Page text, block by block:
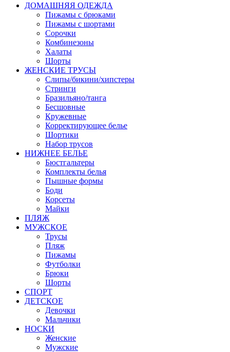
ДОМАШНЯЯ ОДЕЖДА
Пижамы с брюками
Пижамы с шортами
Сорочки
Комбинезоны
Халаты
Шорты
ЖЕНСКИЕ ТРУСЫ
Слипы/бикини/хипстеры
Стринги
Бразильяно/танга
Бесшовные
Кружевные
Корректирующее белье
Шортики
Набор трусов
НИЖНЕЕ БЕЛЬЕ
Бюстгальтеры
Комплекты белья
Пышные формы
Боди
Корсеты
Майки
ПЛЯЖ
МУЖСКОЕ
Трусы
Пляж
Пижамы
Футболки
Брюки
Шорты
СПОРТ
ДЕТСКОЕ
Девочки
Мальчики
НОСКИ
Женские
Мужские